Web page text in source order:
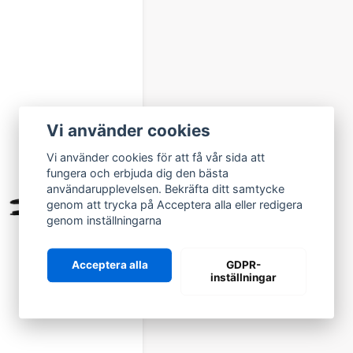
chassidelar
och slitdelar
och reservdelar
som vill hålla nere servicekostnaden utan att
ELLER
aldrig låst till ett enda alternativ. Vi erbjuder alltid
Vi använder cookies
Vi använder cookies för att få vår sida att
fungera och erbjuda dig den bästa
användarupplevelsen. Bekräfta ditt samtycke
genom att trycka på Acceptera alla eller redigera
genom inställningarna
Acceptera alla
GDPR-
inställningar